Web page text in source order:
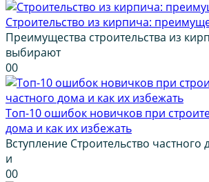
Строительство из кирпича:
Преимущества строительства из
выбирают
00
Топ-10 ошибок новичков при
дома и как их избежать
Вступление Строительство
и
00